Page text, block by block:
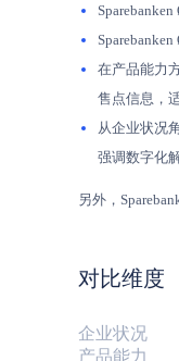
在产品能力
售点信息，
从企业状况
强调数字化
另外，
对比维度
企业状况
产品能力